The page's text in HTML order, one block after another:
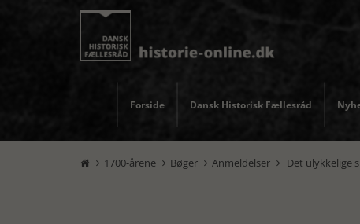
Forside Dansk Historisk Fællesråd
 1700-årene  Bøger  Anmeldelser  Det ulykkelige